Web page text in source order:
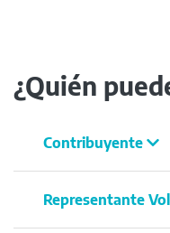
¿Quién
Contribuyente
Representante